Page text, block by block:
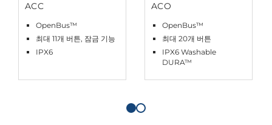
ACC
OpenBus™
최대 11개 버튼, 잠금 기능
IPX6
ACO
OpenBus™
최대 20개 버튼
IPX6 Washable
DURA™